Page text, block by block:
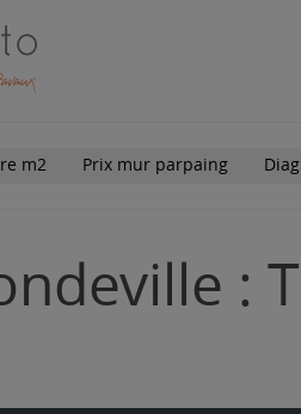
m2 Prix mur parpaing
: